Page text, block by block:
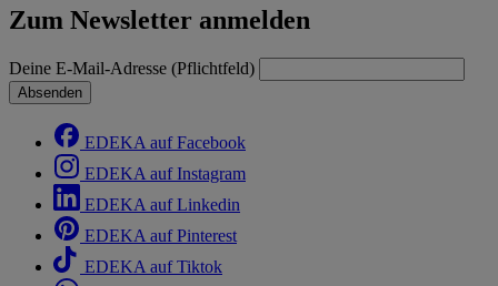
Zum Newsletter anmelden
Deine E-Mail-Adresse (Pflichtfeld)
Absenden
EDEKA auf Facebook
EDEKA auf Instagram
EDEKA auf Linkedin
EDEKA auf Pinterest
EDEKA auf Tiktok